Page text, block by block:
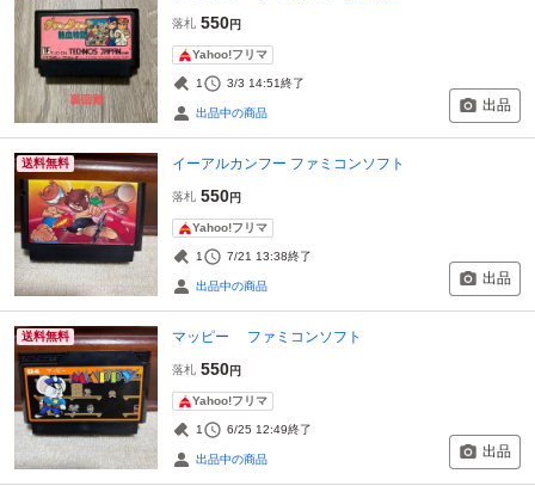
落札 550円
Yahoo!フリマ
1 3/3 14:51終了
出品中の商品 出品
送料無料 イーアルカンフー ファミコンソフト
落札 550円
Yahoo!フリマ
1 7/21 13:38終了
出品中の商品 出品
送料無料 マッピー ファミコンソフト
落札 550円
Yahoo!フリマ
1 6/25 12:49終了
出品中の商品 出品